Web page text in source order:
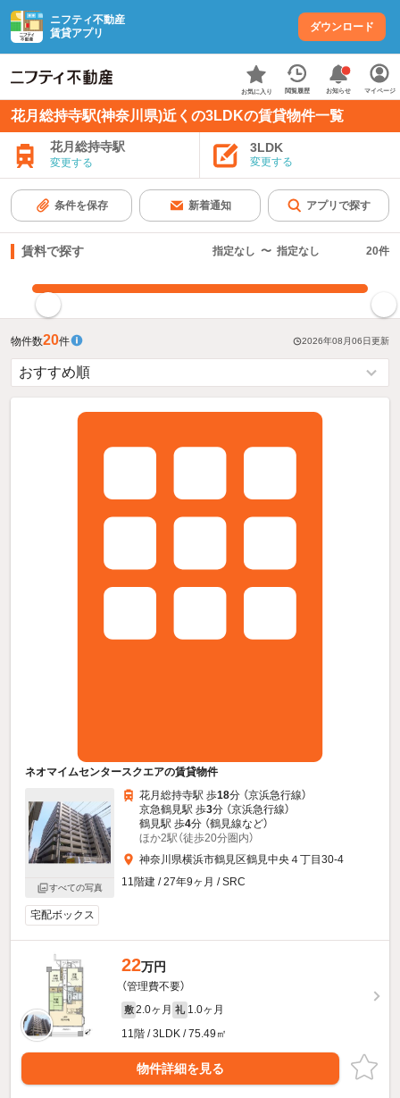
ニフティ不動産
賃貸アプリ
ダウンロード
お気に入り 閲覧履歴 お知らせ マイページ
花月総持寺駅(神奈川県)近くの3LDKの賃貸物件一覧
花月総持寺駅
変更する
3LDK
変更する
条件を保存 新着通知 アプリで探す
賃料で探す 指定なし 〜 指定なし 20件
物件数20件 2026年08月06日更新
ネオマイムセンタースクエアの賃貸物件
すべての写真
花月総持寺駅 歩18分 （京浜急行線）
京急鶴見駅 歩3分 （京浜急行線）
鶴見駅 歩4分 （鶴見線など）
ほか2駅（徒歩20分圏内）
神奈川県横浜市鶴見区鶴見中央４丁目30-4
11階建 / 27年9ヶ月 / SRC
宅配ボックス
22万円
（管理費不要）
敷 2.0ヶ月 礼 1.0ヶ月
11階 / 3LDK / 75.49㎡
物件詳細を見る